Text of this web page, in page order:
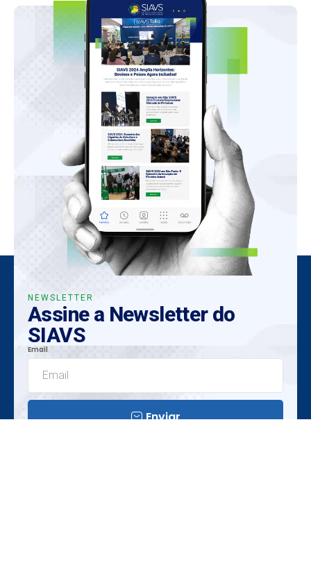
NEWSLETTER
Assine a Newsletter do
SIAVS
Email
Enviar